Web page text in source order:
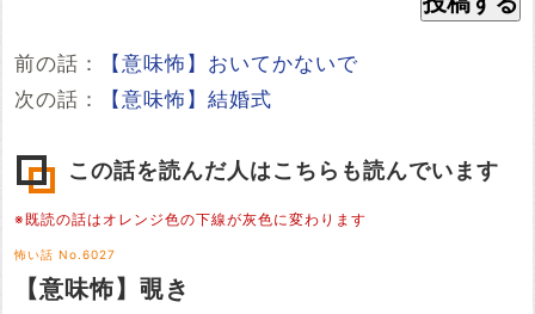
前の話：
【意味怖】おいてかないで
次の話：
【意味怖】結婚式
この話を読んだ人はこちらも読んでいます
※既読の話はオレンジ色の下線が灰色に変わります
怖い話 No.6027
【意味怖】覗き